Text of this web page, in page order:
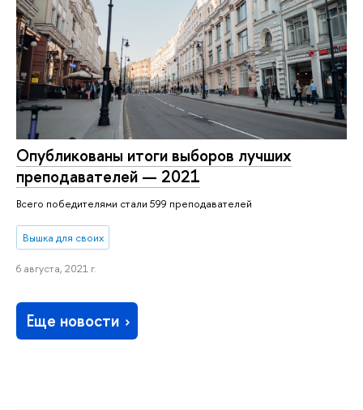
Опубликованы итоги выборов лучших
преподавателей — 2021
Всего победителями стали 599 преподавателей
Вышка для своих
6 августа, 2021 г.
Еще новости